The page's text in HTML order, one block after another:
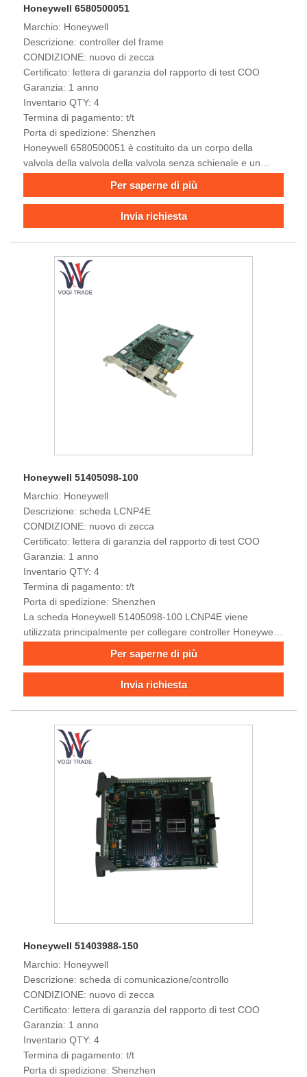
Honeywell 6580500051
Marchio: Honeywell
Descrizione: controller del frame
CONDIZIONE: nuovo di zecca
Certificato: lettera di garanzia del rapporto di test COO
Garanzia: 1 anno
Inventario QTY: 4
Termina di pagamento: t/t
Porta di spedizione: Shenzhen
Honeywell 6580500051 è costituito da un corpo della
valvola della valvola della valvola senza schienale e un
è realizzato in metallo resistente alla corrosione ed è adatto
regolazione e la commutazione del controllo nei sistemi
Per saperne di più
Invia richiesta
Honeywell 51405098-100
Marchio: Honeywell
Descrizione: scheda LCNP4E
CONDIZIONE: nuovo di zecca
Certificato: lettera di garanzia del rapporto di test COO
Garanzia: 1 anno
Inventario QTY: 4
Termina di pagamento: t/t
Porta di spedizione: Shenzhen
La scheda Honeywell 51405098-100 LCNP4E viene
utilizzata principalmente per collegare controller Honeywell
e altri dispositivi per la trasmissione e il controllo dei dati.
Per saperne di più
Invia richiesta
Honeywell 51403988-150
Marchio: Honeywell
Descrizione: scheda di comunicazione/controllo
CONDIZIONE: nuovo di zecca
Certificato: lettera di garanzia del rapporto di test COO
Garanzia: 1 anno
Inventario QTY: 4
Termina di pagamento: t/t
Porta di spedizione: Shenzhen